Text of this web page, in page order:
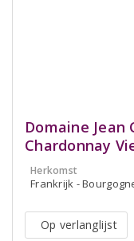
Domaine Jean
Chardonnay
Herkomst
Frankrijk -
Op verlanglijst